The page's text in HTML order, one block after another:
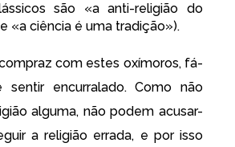
são «a anti-religião do
«a ciência é uma tradição»).
com estes oxímoros, fá-
encurralado. Como não
alguma, não podem acusar-
a religião errada, e por isso